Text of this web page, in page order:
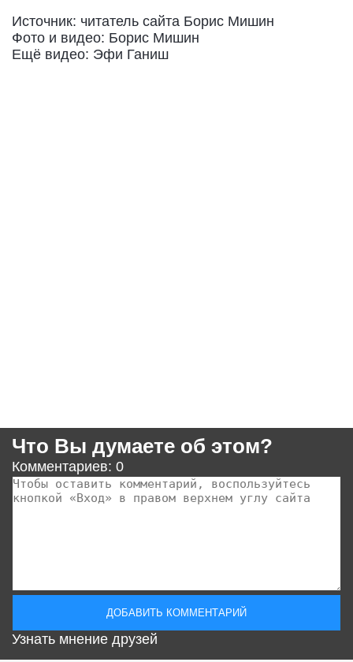
Источник: читатель сайта Борис Мишин
Фото и видео: Борис Мишин
Ещё видео: Эфи Ганиш
Что Вы думаете об этом?
Комментариев: 0
Узнать мнение друзей